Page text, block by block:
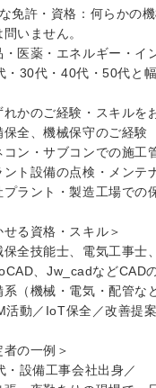
免許・資格：何らかの
いません。
医薬・エネルギー・イ
30代・40代・50代と幅
れかのご経験・スキルを
保全、機械保守のご経験
コン・サブコンでの施工
ント設備の点検・メン
プラント・製造工場での
せる資格・スキル＞
保全技能士、電気工事
、Jw_cadなどCAD
系（機械・電気・配管な
活動／IoT保全／改善提
者の一例＞
・設備工事会社出身／